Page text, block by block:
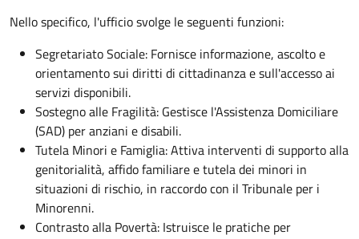
Nello specifico, l'ufficio svolge le seguenti funzioni:
Segretariato Sociale: Fornisce informazione, ascolto e
orientamento sui diritti di cittadinanza e sull'accesso ai
servizi disponibili.
Sostegno alle Fragilità: Gestisce l'Assistenza Domiciliare
(SAD) per anziani e disabili.
Tutela Minori e Famiglia: Attiva interventi di supporto alla
genitorialità, affido familiare e tutela dei minori in
situazioni di rischio, in raccordo con il Tribunale per i
Minorenni.
Contrasto alla Povertà: Istruisce le pratiche per